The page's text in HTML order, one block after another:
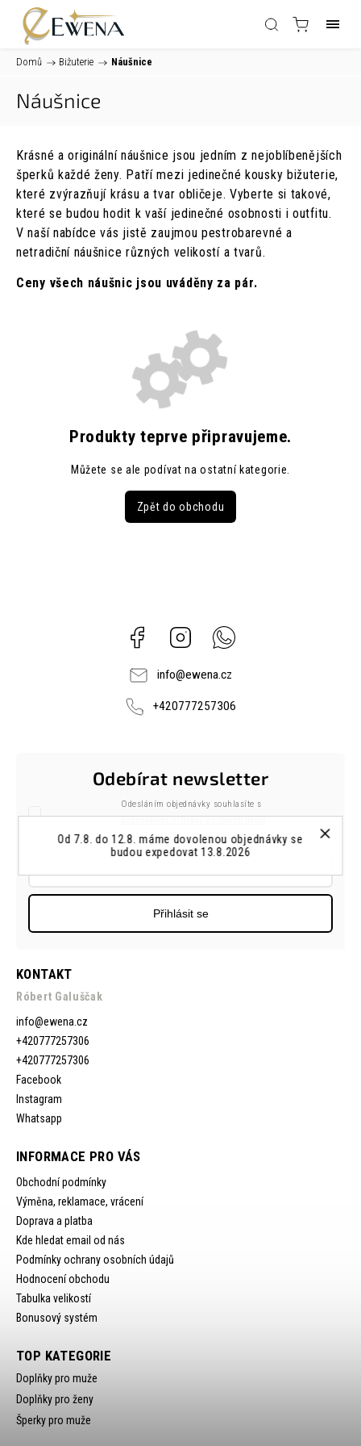
Od 7.8. do 12.8. máme dovolenou objednávky se
budou expedovat 13.8.2026
Domů / Bižuterie / Náušnice
Náušnice
Krásné a originální náušnice jsou jedním z nejoblíbenějších
šperků každé ženy. Patří mezi jedinečné kousky bižuterie,
které zvýrazňují krásu a tvar obličeje. Vyberte si takové,
které se budou hodit k vaší jedinečné osobnosti i outfitu.
V naší nabídce vás jistě zaujmou pestrobarevné a
netradiční náušnice různých velikostí a tvarů.
Ceny všech náušnic jsou uváděny za pár.
Produkty teprve připravujeme.
Můžete se ale podívat na ostatní kategorie.
Zpět do obchodu
Facebook Instagram
info@ewena.cz
+420777257306
KONTAKT
Róbert Galuščak
info@ewena.cz
+420777257306
+420777257306
Facebook
Instagram
Whatsapp
INFORMACE PRO VÁS
Obchodní podmínky
Výměna, reklamace, vrácení
Doprava a platba
Kde hledat email od nás
Podmínky ochrany osobních údajů
Hodnocení obchodu
Tabulka velikostí
Bonusový systém
Odebírat newsletter
Odesláním objednávky souhlasíte s
podmínkami ochrany osobních údajů
Přihlásit se
TOP KATEGORIE
Doplňky pro muže
Doplňky pro ženy
Šperky pro muže